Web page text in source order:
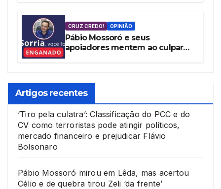
CRUZ CREDO! OPINIÃO
Pábio Mossoró e seus
apoiadores mentem ao culpar
Artigos recentes
‘Tiro pela culatra’: Classificação do PCC e do
CV como terroristas pode atingir políticos,
mercado financeiro e prejudicar Flávio
Bolsonaro
Pábio Mossoró mirou em Lêda, mas acertou
Célio e de quebra tirou Zeli ‘da frente’